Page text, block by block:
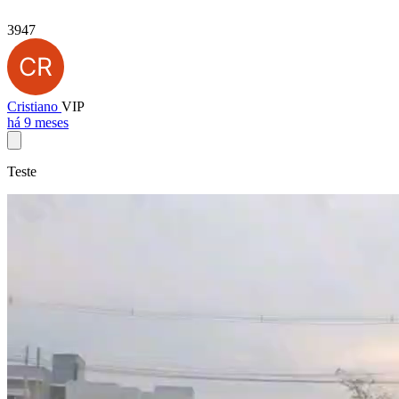
3947
Cristiano VIP
há 9 meses
Teste